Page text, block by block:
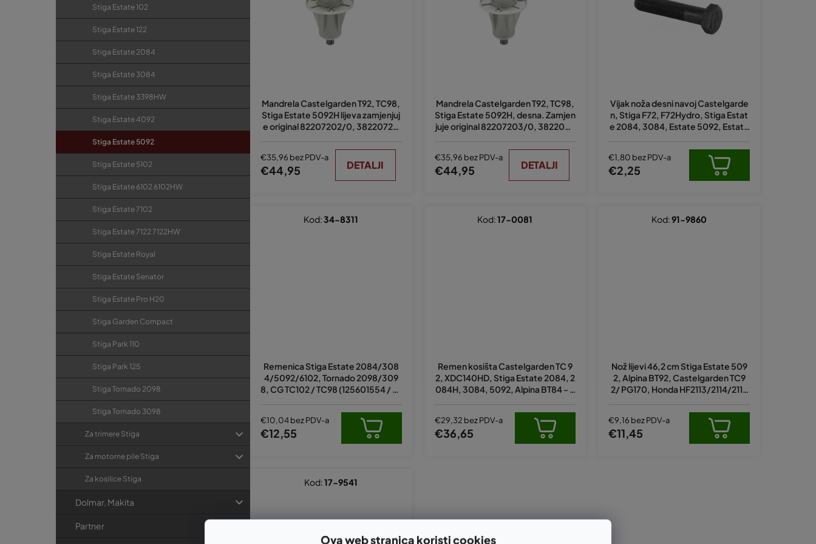
Ova web stranica koristi cookies
Stiga Estate 102
Stiga Estate 122
Stiga Estate 2084
Stiga Estate 3084
Stiga Estate 3398HW
Stiga Estate 4092
Stiga Estate 5092
Stiga Estate 5102
Stiga Estate 6102 6102HW
Stiga Estate 7102
Stiga Estate 7122 7122HW
Stiga Estate Royal
Stiga Estate Senator
Stiga Estate Pro H20
Stiga Garden Compact
Stiga Park 110
Stiga Park 125
Stiga Tornado 2098
Stiga Tornado 3098
Za trimere Stiga
Za motorne pile Stiga
Za kosilice Stiga
Dolmar, Makita
Partner
o
i
v
o
Mandrela Castelgarden T92, TC98,
Stiga Estate 5092H lijeva zamjenjuj
e original 82207202/0, 38220720
€35,96 bez PDV-a
€44,95 DETALJI
Mandrela Castelgarden T92, TC98,
Stiga Estate 5092H, desna. Zamjen
juje original 82207203/0, 3822072
€35,96 bez PDV-a
€44,95 DETALJI
Vijak noža desni navoj Castelgarde
n, Stiga F72, F72Hydro, Stiga Estat
e 2084, 3084, Estate 5092, Estate
35694/0
€1,80 bez PDV-a
€2,25
Remenica Stiga Estate 2084/308
4/5092/6102, Tornado 2098/309
8, CG TC102 / TC98 (125601554 / 0,
€10,04 bez PDV-a
€12,55
Kod:34-8311
Remen kosišta Castelgarden TC 9
2, XDC140HD, Stiga Estate 2084, 2
084H, 3084, 5092, Alpina BT84 - o
€29,32 bez PDV-a
€36,65
Kod:17-0081
Nož lijevi 46,2 cm Stiga Estate 509
2, Alpina BT92, Castelgarden TC9
2/ PG170, Honda HF2113/2114/2115
€9,16 bez PDV-a
€11,45
Kod:91-9860
Kod:17-9541